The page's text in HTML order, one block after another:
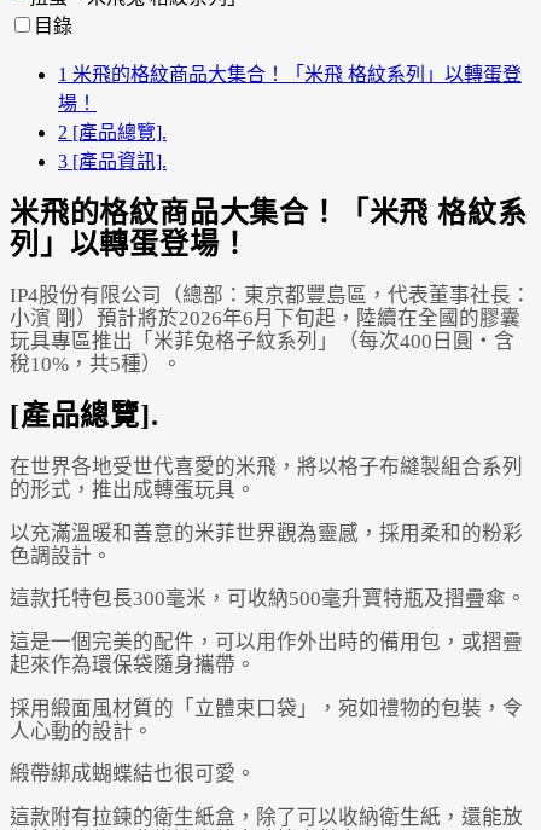
目錄
1 米飛的格紋商品大集合！「米飛 格紋系列」以轉蛋登
場！
2 [產品總覽].
3 [產品資訊].
米飛的格紋商品大集合！「米飛 格紋系
列」以轉蛋登場！
IP4股份有限公司（總部：東京都豐島區，代表董事社長：
小濱 剛）預計將於2026年6月下旬起，陸續在全國的膠囊
玩具專區推出「米菲兔格子紋系列」（每次400日圓・含
稅10%，共5種）。
[產品總覽].
在世界各地受世代喜愛的米飛，將以格子布縫製組合系列
的形式，推出成轉蛋玩具。
以充滿溫暖和善意的米菲世界觀為靈感，採用柔和的粉彩
色調設計。
這款托特包長300毫米，可收納500毫升寶特瓶及摺疊傘。
這是一個完美的配件，可以用作外出時的備用包，或摺疊
起來作為環保袋隨身攜帶。
採用緞面風材質的「立體束口袋」，宛如禮物的包裝，令
人心動的設計。
緞帶綁成蝴蝶結也很可愛。
這款附有拉鍊的衛生紙盒，除了可以收納衛生紙，還能放